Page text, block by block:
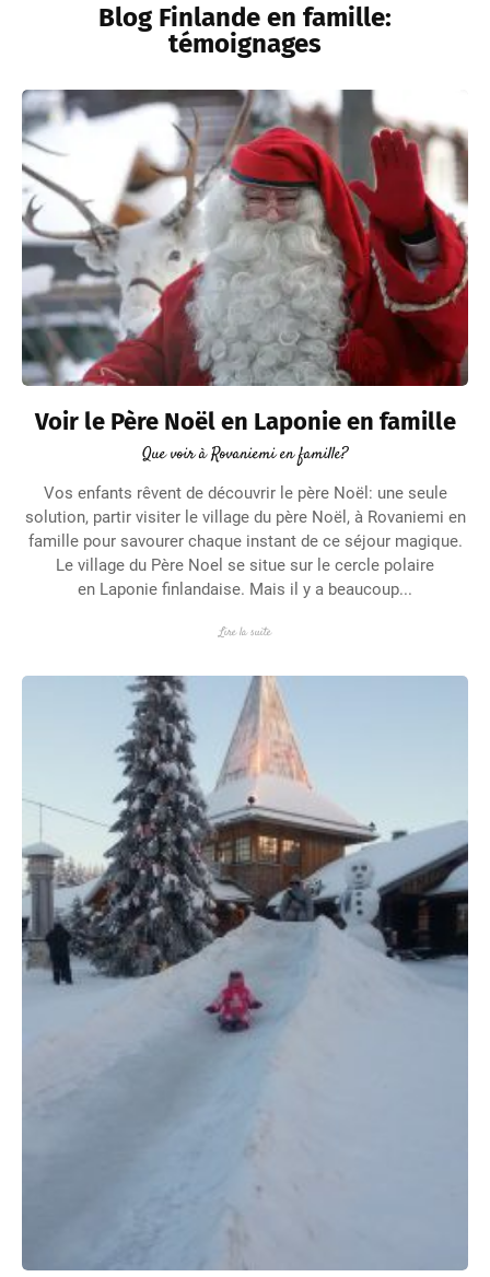
Blog Finlande en famille:
témoignages
Voir le Père Noël en Laponie en famille
Que voir à Rovaniemi en famille?
Vos enfants rêvent de découvrir le père Noël: une seule
solution, partir visiter le village du père Noël, à Rovaniemi en
famille pour savourer chaque instant de ce séjour magique.
Le village du Père Noel se situe sur le cercle polaire
en Laponie finlandaise. Mais il y a beaucoup...
Lire la suite